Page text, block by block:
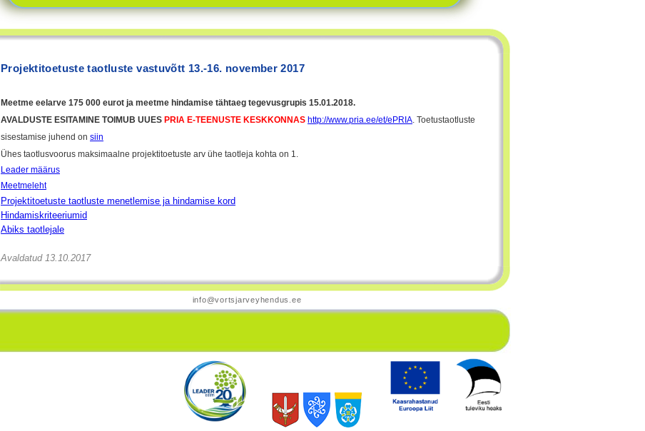
Projektitoetuste taotluste vastuvõtt 13.-16. november 2017
Meetme eelarve 175 000 eurot ja meetme hindamise tähtaeg tegevusgrupis 15.01.2018.
AVALDUSTE ESITAMINE TOIMUB UUES PRIA E-TEENUSTE KESKKONNAS http://www.pria.ee/et/ePRIA. Toetustaotluste
sisestamise juhend on siin
Ühes taotlusvoorus maksimaalne projektitoetuste arv ühe taotleja kohta on 1.
Leader määrus
Meetmeleht
Projektitoetuste taotluste menetlemise ja hindamise kord
Hindamiskriteeriumid
Abiks taotlejale
Avaldatud 13.10.2017
info@vortsjarveyhendus.ee